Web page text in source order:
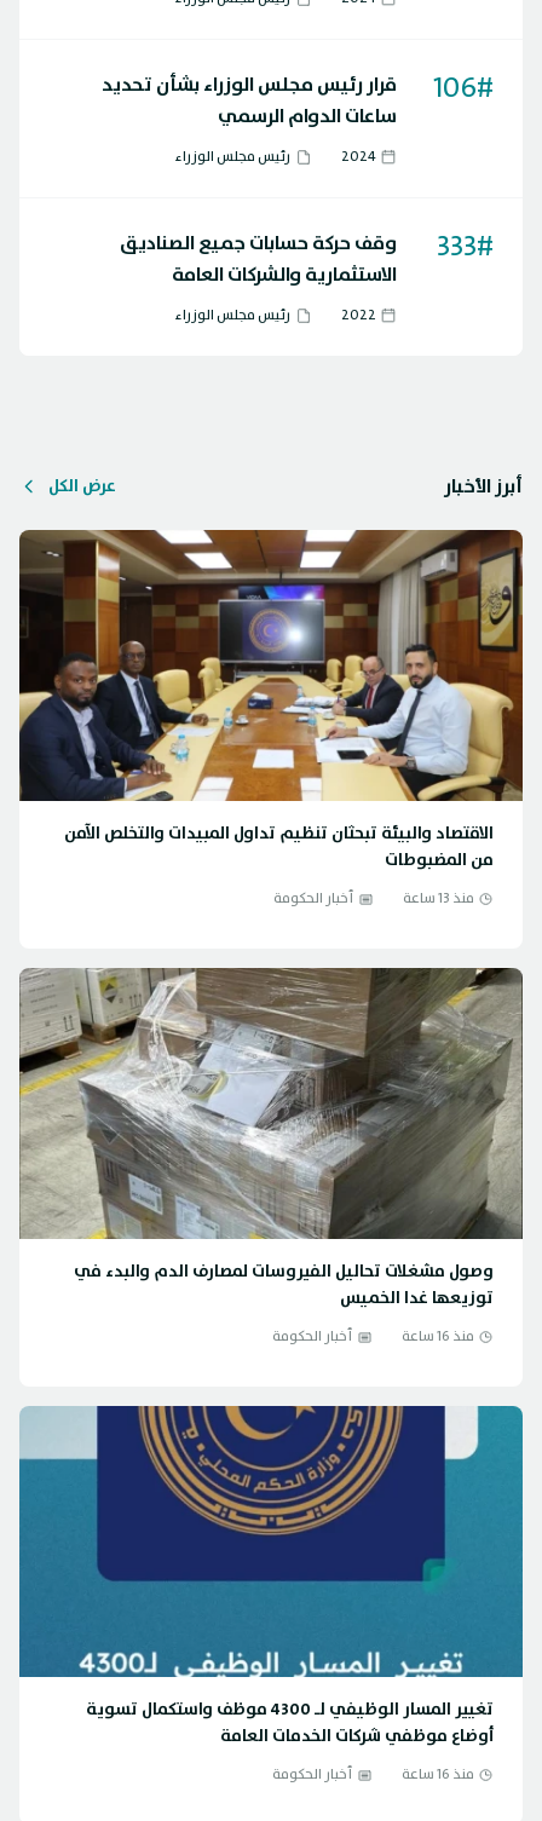
106#
قرار رئيس مجلس الوزراء بشأن تحديد
ساعات الدوام الرسمي
2024 رئيس مجلس الوزراء
333#
وقف حركة حسابات جميع الصناديق
الاستثمارية والشركات العامة
2022 رئيس مجلس الوزراء
أبرز الأخبار عرض الكل
الاقتصاد والبيئة تبحثان تنظيم تداول المبيدات والتخلص الآمن
من المضبوطات
منذ 13 ساعة أخبار الحكومة
وصول مشغلات تحاليل الفيروسات لمصارف الدم والبدء في
توزيعها غدا الخميس
منذ 16 ساعة أخبار الحكومة
تغيير المسار الوظيفي لـ 4300 موظف واستكمال تسوية
أوضاع موظفي شركات الخدمات العامة
منذ 16 ساعة أخبار الحكومة